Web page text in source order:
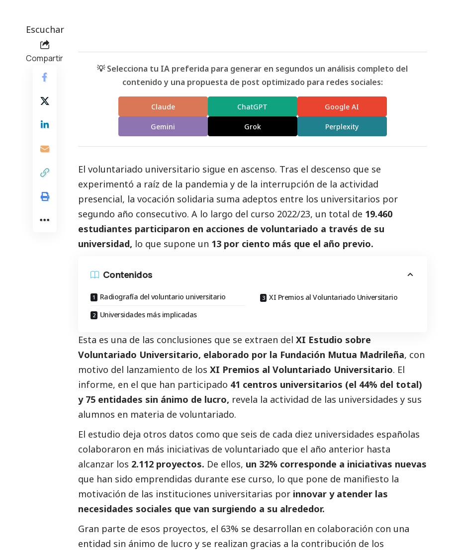
Escuchar
Compartir
💡 Selecciona tu IA preferida para generar en segundos un análisis completo del
contenido y una propuesta de post optimizado para redes sociales:
Claude ChatGPT Google AI
Gemini Grok Perplexity
El voluntariado universitario sigue en ascenso. Tras el descenso que se
experimentó a raíz de la pandemia y de la interrupción de la actividad
presencial, la vocación solidaria suma adeptos entre los universitarios por
segundo año consecutivo. A lo largo del curso 2022/23, un total de 19.460
estudiantes participaron en acciones de voluntariado a través de su
universidad, lo que supone un 13 por ciento más que el año previo.
Contenidos
Radiografía del voluntario universitario
Universidades más implicadas
XI Premios al Voluntariado Universitario
Esta es una de las conclusiones que se extraen del XI Estudio sobre
Voluntariado Universitario, elaborado por la Fundación Mutua Madrileña, con
motivo del lanzamiento de los XI Premios al Voluntariado Universitario. El
informe, en el que han participado 41 centros universitarios (el 44% del total)
y 75 entidades sin ánimo de lucro, revela la actividad de las universidades y sus
alumnos en materia de voluntariado.
El estudio deja otros datos como que seis de cada diez universidades españolas
colaboraron en más iniciativas de voluntariado que el año anterior hasta
alcanzar los 2.112 proyectos. De ellos, un 32% corresponde a iniciativas nuevas
que han sido emprendidas durante ese curso, lo que pone de manifiesto la
motivación de las instituciones universitarias por innovar y atender las
necesidades sociales que van surgiendo a su alrededor.
Gran parte de esos proyectos, el 63% se desarrollan en colaboración con una
entidad sin ánimo de lucro y se realizan gracias a la contribución de los